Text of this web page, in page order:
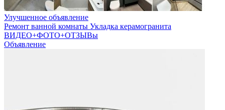
Улучшенное объявление
Ремонт ванной комнаты Укладка керамогранита
ВИДЕО+ФОТО+ОТЗЫВы
Объявление